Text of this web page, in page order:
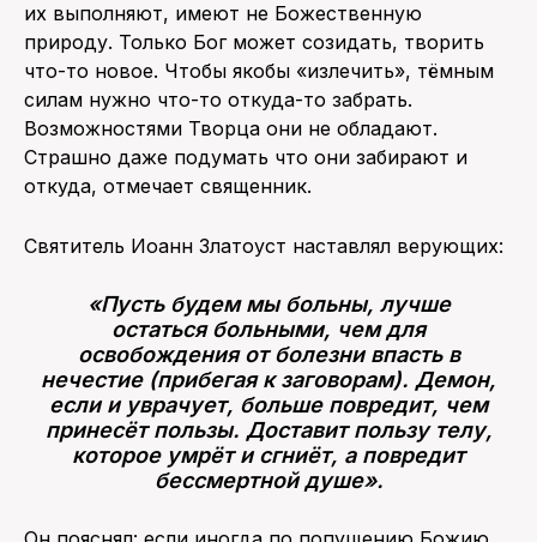
их выполняют, имеют не Божественную
природу. Только Бог может созидать, творить
что-то новое. Чтобы якобы «излечить», тёмным
силам нужно что-то откуда-то забрать.
Возможностями Творца они не обладают.
Страшно даже подумать что они забирают и
откуда, отмечает священник.
Святитель Иоанн Златоуст наставлял верующих:
«Пусть будем мы больны, лучше
остаться больными, чем для
освобождения от болезни впасть в
нечестие (прибегая к заговорам). Демон,
если и уврачует, больше повредит, чем
принесёт пользы. Доставит пользу телу,
которое умрёт и сгниёт, а повредит
бессмертной душе».